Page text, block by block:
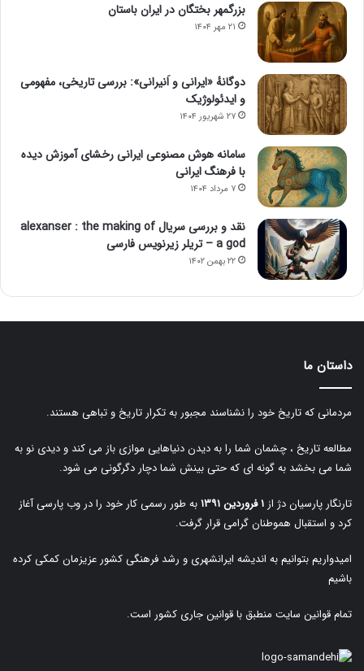
بزرگمهر بختگان در ایران باستان
۲۱ مهر ۱۴۰۴
دوگانهٔ «ایرانی و اَنیرانی»: بررسی تاریخی، مفهومی
و ایدئولوژیک
۲۷ شهریور ۱۴۰۴
سامانه هوش مصنوعی ایرانی رخشای آموزش دیده
با فرهنگ ایرانی
۷ مرداد ۱۴۰۴
نقد و بررسی سریال alexanser : the making of
a god – تریلر زیرنویس فارسی
۲۲ بهمن ۱۴۰۲
داستان ما
مردمانی که تاریخ خود را نشناسند مجبور به تکرار تاریخ و تباهی هستند.
مطالعه تاریخ ، چشمان شما را به دیدن دنیاهایی موازی باز می کند و دیدی نو به
شما می بخشد به گونه ای که حتی بینش شما دچار دگرگونی می شود.
تارنگار پارسیان دژ از۱ فروردین ۱۳۹۱
به طور رسمی کار خود را در وب پارسی آغاز
کرد و استقبال هموطنان گرامی قرار گرفت.
امیدواریم بتوانیم به اندیشه ایرانشهری و رشد فرهنگی کشور عزیزمان کمکی کرده
باشیم
تمام قوانین سایت منطبق با قوانین جاری کشور است.